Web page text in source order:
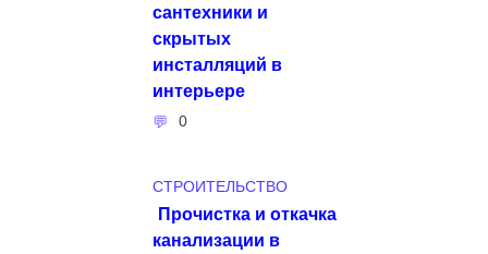
сантехники и
скрытых
инсталляций в
интерьере
0
СТРОИТЕЛЬСТВО
Прочистка и откачка
канализации в